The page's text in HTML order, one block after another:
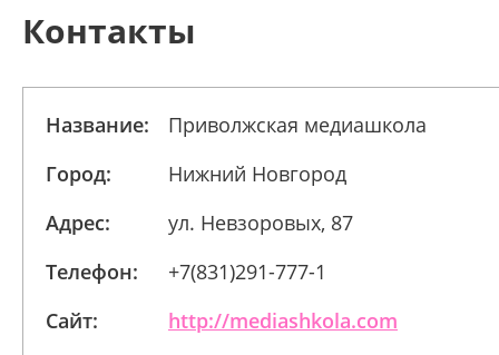
Контакты
Название:
Приволжская медиашкола
Город:
Нижний Новгород
Адрес:
ул. Невзоровых, 87
Телефон:
+7(831)291-777-1
Сайт:
http://mediashkola.com